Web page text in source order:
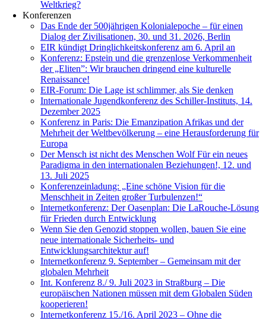
Weltkrieg?
Konferenzen
Das Ende der 500jährigen Kolonialepoche – für einen
Dialog der Zivilisationen, 30. und 31. 2026, Berlin
EIR kündigt Dringlichkeitskonferenz am 6. April an
Konferenz: Epstein und die grenzenlose Verkommenheit
der „Eliten”: Wir brauchen dringend eine kulturelle
Renaissance!
EIR-Forum: Die Lage ist schlimmer, als Sie denken
Internationale Jugendkonferenz des Schiller-Instituts, 14.
Dezember 2025
Konferenz in Paris: Die Emanzipation Afrikas und der
Mehrheit der Weltbevölkerung – eine Herausforderung für
Europa
Der Mensch ist nicht des Menschen Wolf Für ein neues
Paradigma in den internationalen Beziehungen!, 12. und
13. Juli 2025
Konferenzeinladung: „Eine schöne Vision für die
Menschheit in Zeiten großer Turbulenzen!“
Internetkonferenz: Der Oasenplan: Die LaRouche-Lösung
für Frieden durch Entwicklung
Wenn Sie den Genozid stoppen wollen, bauen Sie eine
neue internationale Sicherheits- und
Entwicklungsarchitektur auf!
Internetkonferenz 9. September – Gemeinsam mit der
globalen Mehrheit
Int. Konferenz 8./ 9. Juli 2023 in Straßburg – Die
europäischen Nationen müssen mit dem Globalen Süden
kooperieren!
Internetkonferenz 15./16. April 2023 – Ohne die